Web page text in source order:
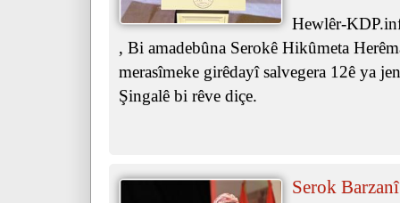
Hewlêr-
, Bi amadebûna Serokê Hikûmeta
merasîmeke girêdayî salvegera 12ê ya
Şingalê bi rêve diçe.
Serok